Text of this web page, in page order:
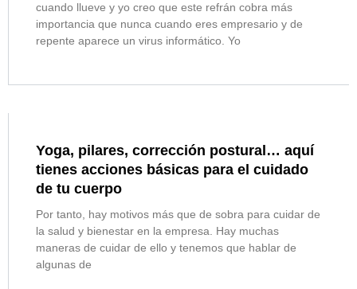
cuando llueve y yo creo que este refrán cobra más
importancia que nunca cuando eres empresario y de
repente aparece un virus informático. Yo
Yoga, pilares, corrección postural… aquí
tienes acciones básicas para el cuidado
de tu cuerpo
Por tanto, hay motivos más que de sobra para cuidar de
la salud y bienestar en la empresa. Hay muchas
maneras de cuidar de ello y tenemos que hablar de
algunas de